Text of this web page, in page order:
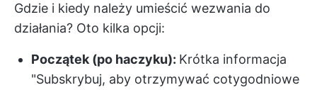
Gdzie i kiedy należy umieścić wezwania do
działania? Oto kilka opcji:
Początek (po haczyku): Krótka informacja
"Subskrybuj, aby otrzymywać cotygodniowe